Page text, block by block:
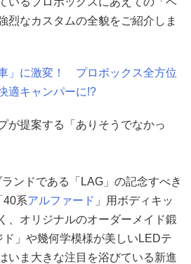
烈なカスタムの全貌をご紹介しま
」に激変！ プロボックス全方位
適キャンパーに!?
が提案する「ありそうでなかっ
ンドである「LAG」の記念すべき
40系アルファード 」用ボディキッ
、オリジナルのオーダーメイド鍛
」や幾何学模様が美しいLEDテ
いま大きな注目を浴びている新進